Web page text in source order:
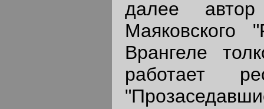
далее автор
Врангеле
работает